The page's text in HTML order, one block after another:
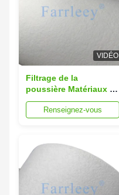
VIDÉO
Filtrage de la
poussière Matériaux en
feutre d'aiguille de
polyester pour des
Renseignez-vous